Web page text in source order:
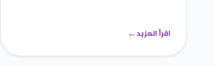
اقرأ المزيد←